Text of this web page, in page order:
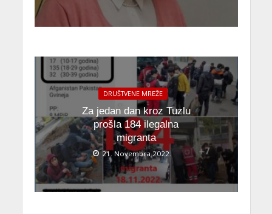
DRUŠTVENE MREŽE
Za jedan dan kroz Tuzlu
prošla 184 ilegalna
migranta
21. Novembra 2022.